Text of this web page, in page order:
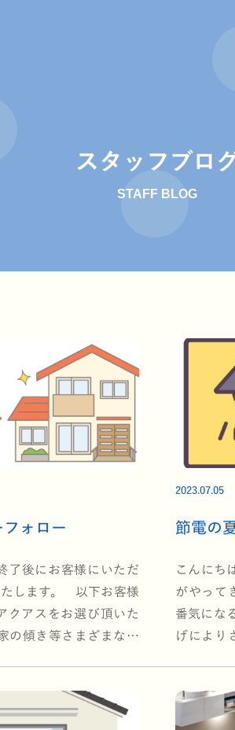
スタッフブロ
STAFF BLOG
ォロー
了後にお客様にいただ
します。 以下お客様
アスをお選び頂いた
の傾き等さまざまな不
2023.07.05
節電の
こんにち
がやって
番気にな
げにより